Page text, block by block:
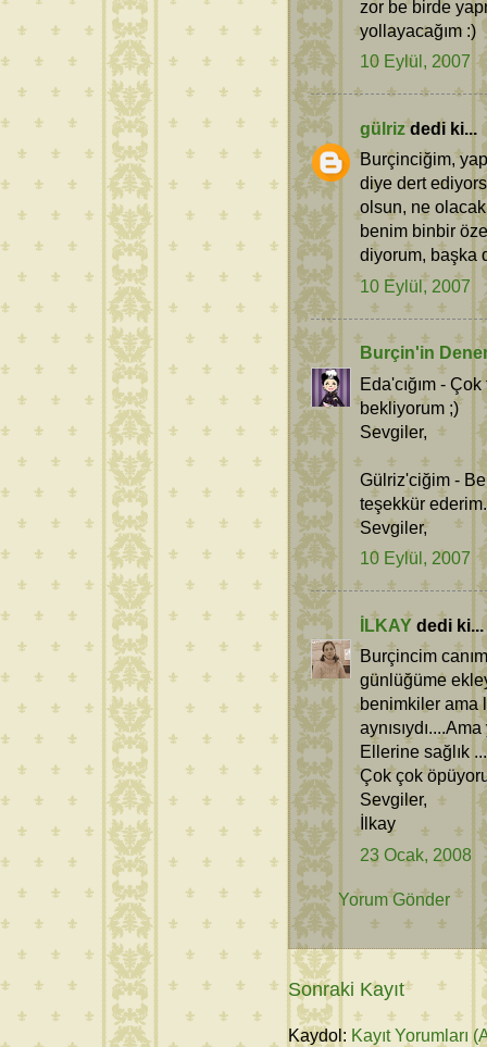
zor be birde
yollayacağım :)
10 Eylül, 2007
gülrizdedi ki...
Burçinciğim,
diye dert
olsun, ne
benim binbir
diyorum, başka
10 Eylül, 2007
Burçin'in
Eda'cığım -
bekliyorum ;)
Sevgiler,
Gülriz'ciğim -
teşekkür ederim.
Sevgiler,
10 Eylül, 2007
İLKAY dedi ki...
Burçincim
günlüğüme
benimkiler ama
Ellerine sağlık
Çok çok
Sevgiler,
İlkay
23 Ocak, 2008
Yorum Gönder
Sonraki Kayıt
Kaydol: Kayıt Yorumları